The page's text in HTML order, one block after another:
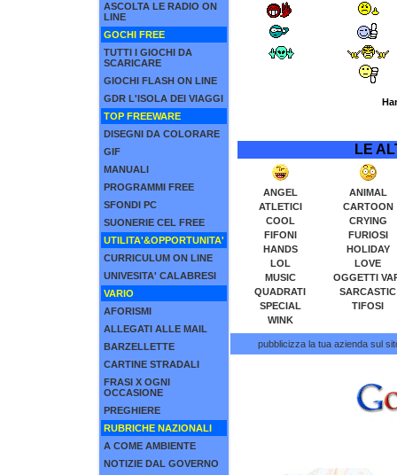
ASCOLTA LE RADIO ON
LINE
GOCHI FREE
TUTTI I GIOCHI DA
SCARICARE
GIOCHI FLASH ON LINE
GDR L'ISOLA DEI VIAGGI
TOP FREEWARE
DISEGNI DA COLORARE
GIF
MANUALI
PROGRAMMI FREE
SFONDI PC
SUONERIE CEL FREE
UTILITA'&OPPORTUNITA'
CURRICULUM ON LINE
UNIVESITA' CALABRESI
VARIO
AFORISMI
ALLEGATI ALLE MAIL
BARZELLETTE
CARTINE STRADALI
FRASI X OGNI
OCCASIONE
PREGHIERE
RUBRICHE NAZIONALI
A COME AMBIENTE
NOTIZIE DAL GOVERNO
LE
ANGEL
ANIMAL
ATLETICI
CARTOON
COOL
CRYING
FIFONI
FURIOSI
HANDS
HOLIDAY
LOL
LOVE
MUSIC
OGGETTI
QUADRATI
SARCASTIC
SPECIAL
TIFOSI
WINK
pubblicizza la tua azienda sul